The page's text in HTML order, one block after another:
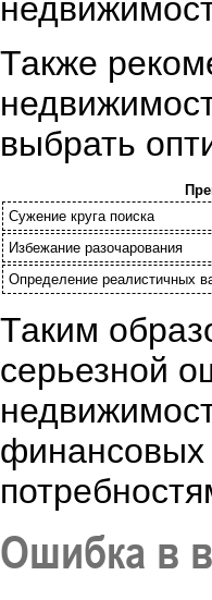
Также
выбрать
Сужение круга поиска
Избежание разочарования
Определение реалистичных
Таким
серьезной
финансовых
Ошибка в